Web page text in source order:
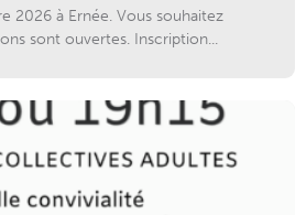
2026 à Ernée. Vous souhaitez
sont ouvertes. Inscription...